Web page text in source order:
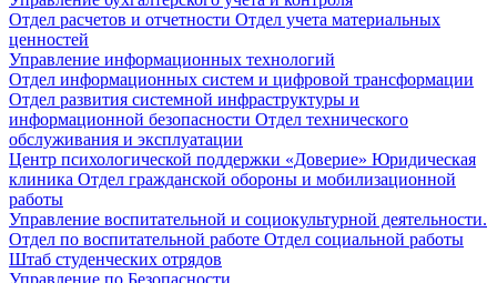
Отдел расчетов и отчетности Отдел учета материальных
ценностей
Управление информационных технологий
Отдел информационных систем и цифровой трансформации
Отдел развития системной инфраструктуры и
информационной безопасности Отдел технического
обслуживания и эксплуатации
Центр психологической поддержки «Доверие» Юридическая
клиника Отдел гражданской обороны и мобилизационной
работы
Управление воспитательной и социокультурной деятельности.
Отдел по воспитательной работе Отдел социальной работы
Штаб студенческих отрядов
Управление по Безопасности